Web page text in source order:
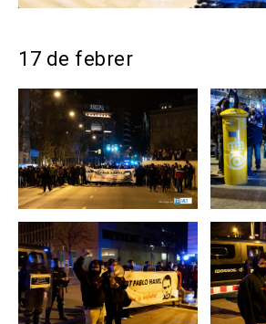
17 de febrer